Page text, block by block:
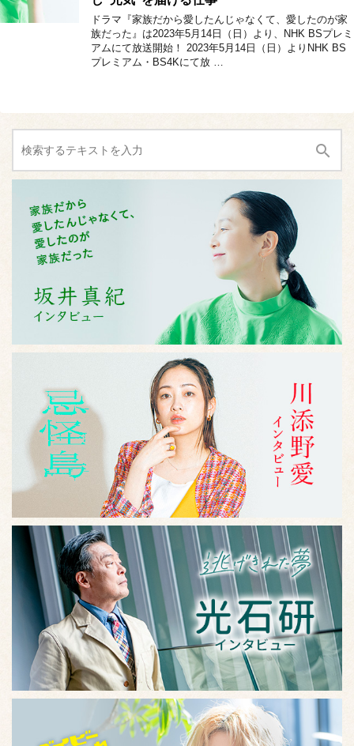
ドラマ『家族だから愛したんじゃなくて、愛したのが家
族だった』は2023年5月14日（日）より、NHK BSプレミ
アムにて放送開始！ 2023年5月14日（日）よりNHK BS
プレミアム・BS4Kにて放 …